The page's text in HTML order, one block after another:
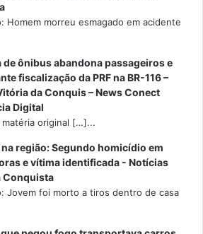
Homem morreu esmagado em acidente
ônibus abandona passageiros e
fiscalização da PRF na BR-116 –
da Conquis – News Conect
Digital
matéria original […]...
região: Segundo homicídio em
e vítima identificada - Notícias
Conquista
Jovem foi morto a tiros dentro de casa